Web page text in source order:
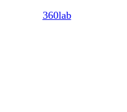
360lab10/09/2021